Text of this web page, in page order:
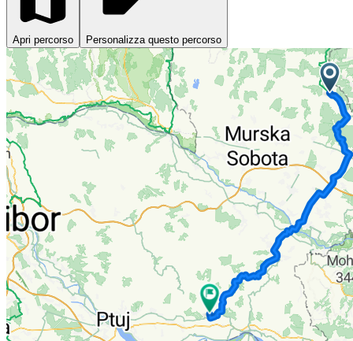
Apri percorso Personalizza questo percorso